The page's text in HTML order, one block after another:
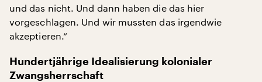
und das nicht. Und dann haben die das hier
vorgeschlagen. Und wir mussten das irgendwie
akzeptieren.“
Hundertjährige Idealisierung kolonialer
Zwangsherrschaft